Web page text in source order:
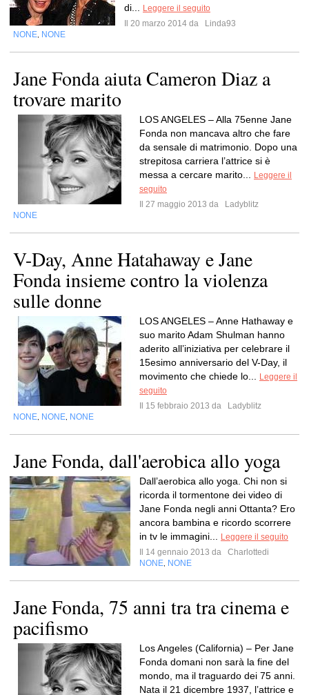
di...
Leggere il seguito
Il 20 marzo 2014 da
Linda93
NONE NONE
Jane Fonda aiuta Cameron Diaz a
trovare marito
LOS ANGELES – Alla 75enne Jane
Fonda non mancava altro che fare
da sensale di matrimonio. Dopo una
strepitosa carriera l’attrice si è
messa a cercare marito...
Leggere il
seguito
Il 27 maggio 2013 da
Ladyblitz
NONE
V-Day, Anne Hatahaway e Jane
Fonda insieme contro la violenza
sulle donne
LOS ANGELES – Anne Hathaway e
suo marito Adam Shulman hanno
aderito all’iniziativa per celebrare il
15esimo anniversario del V-Day, il
movimento che chiede lo...
Leggere il
seguito
Il 15 febbraio 2013 da
Ladyblitz
NONE NONE NONE
Jane Fonda, dall'aerobica allo yoga
Dall’aerobica allo yoga. Chi non si
ricorda il tormentone dei video di
Jane Fonda negli anni Ottanta? Ero
ancora bambina e ricordo scorrere
in tv le immagini...
Leggere il seguito
Il 14 gennaio 2013 da
Charlottedi
NONE NONE
Jane Fonda, 75 anni tra tra cinema e
pacifismo
Los Angeles (California) – Per Jane
Fonda domani non sarà la fine del
mondo, ma il traguardo dei 75 anni.
Nata il 21 dicembre 1937, l’attrice e